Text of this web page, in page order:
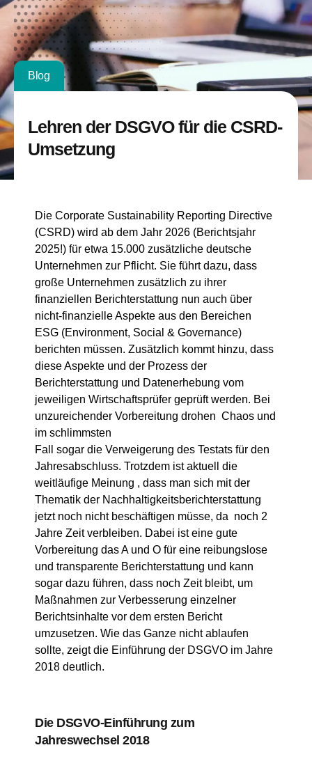
Blog
Lehren der DSGVO für die CSRD-
Umsetzung
Die Corporate Sustainability Reporting Directive
(CSRD) wird ab dem Jahr 2026 (Berichtsjahr
2025!) für etwa 15.000 zusätzliche deutsche
Unternehmen zur Pflicht. Sie führt dazu, dass
große Unternehmen zusätzlich zu ihrer
finanziellen Berichterstattung nun auch über
nicht-finanzielle Aspekte aus den Bereichen
ESG (Environment, Social & Governance)
berichten müssen. Zusätzlich kommt hinzu, dass
diese Aspekte und der Prozess der
Berichterstattung und Datenerhebung vom
jeweiligen Wirtschaftsprüfer geprüft werden. Bei
unzureichender Vorbereitung drohen Chaos und
im schlimmsten
Fall sogar die Verweigerung des Testats für den
Jahresabschluss. Trotzdem ist aktuell die
weitläufige Meinung , dass man sich mit der
Thematik der Nachhaltigkeitsberichterstattung
jetzt noch nicht beschäftigen müsse, da noch 2
Jahre Zeit verbleiben. Dabei ist eine gute
Vorbereitung das A und O für eine reibungslose
und transparente Berichterstattung und kann
sogar dazu führen, dass noch Zeit bleibt, um
Maßnahmen zur Verbesserung einzelner
Berichtsinhalte vor dem ersten Bericht
umzusetzen. Wie das Ganze nicht ablaufen
sollte, zeigt die Einführung der DSGVO im Jahre
2018 deutlich.
Die DSGVO-Einführung zum
Jahreswechsel 2018